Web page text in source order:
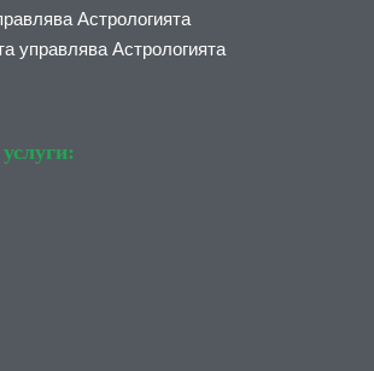
Астрологията
управлява Астрологията